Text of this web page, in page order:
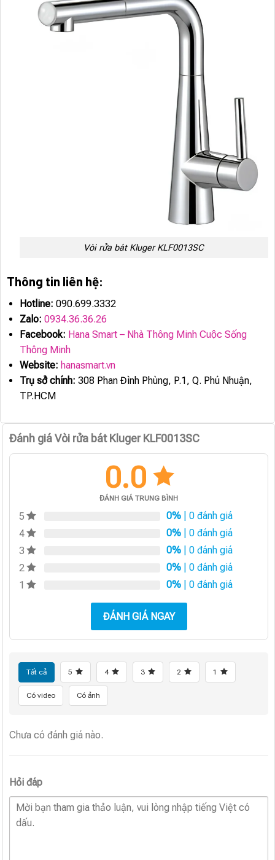
Vòi rửa bát Kluger KLF0013SC
Thông tin liên hệ:
Hotline: 090.699.3332
Zalo: 0934.36.36.26
Facebook: Hana Smart – Nhà Thông Minh Cuộc Sống
Thông Minh
Website: hanasmart.vn
Trụ sở chính: 308 Phan Đình Phùng, P.1, Q. Phú Nhuận,
TP.HCM
Đánh giá Vòi rửa bát Kluger KLF0013SC
0.0
ĐÁNH GIÁ TRUNG BÌNH
5 0% | 0 đánh giá
4
0% | 0 đánh giá
3
0% | 0 đánh giá
2
0% | 0 đánh giá
1
0% | 0 đánh giá
ĐÁNH GIÁ NGAY
Tất cả 5 4 3 2 1
Có video Có ảnh
Chưa có đánh giá nào.
Hỏi đáp